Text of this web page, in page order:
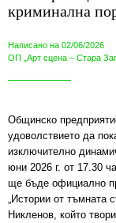
криминална
Написано на 02/06/2026
ОП „Арт сцена – Стара
Общинско
удоволствието да
изключително
юни 2026 г. от 17.30
ще бъде официално
„Истории от тъмната
Никленов, който